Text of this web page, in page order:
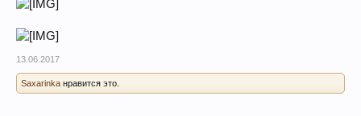
13.06.2017
Saxarinka нравится это.